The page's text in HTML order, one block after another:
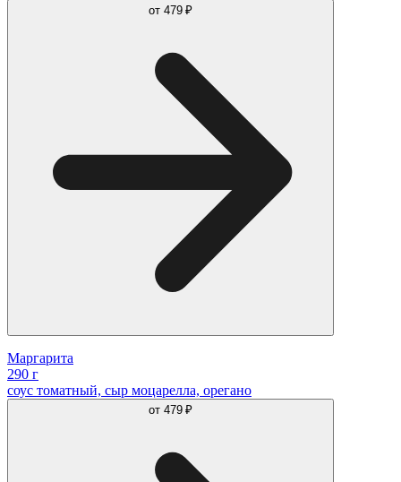
от 479 ₽
Маргарита
290 г
соус томатный, сыр моцарелла, орегано
от 479 ₽